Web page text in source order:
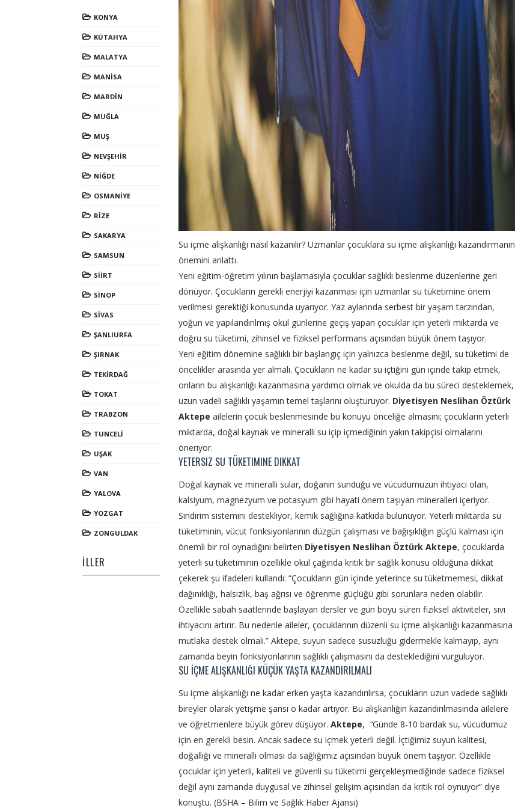
KONYA
KÜTAHYA
MALATYA
MANİSA
MARDİN
MUĞLA
MUŞ
NEVŞEHİR
NİĞDE
OSMANİYE
RİZE
SAKARYA
SAMSUN
SİİRT
SİNOP
SİVAS
ŞANLIURFA
ŞIRNAK
TEKİRDAĞ
TOKAT
TRABZON
TUNCELİ
UŞAK
VAN
YALOVA
YOZGAT
ZONGULDAK
İLLER
Su içme alışkanlığı nasıl kazanılır? Uzmanlar çocuklara su içme alışkanlığı kazandırmanın
önemini anlattı.
Yeni eğitim-öğretim yılının başlamasıyla çocuklar sağlıklı beslenme düzenlerine geri
dönüyor. Çocukların gerekli enerjiyi kazanması için uzmanlar su tüketimine önem
verilmesi gerektiği konusunda uyarıyor. Yaz aylarında serbest bir yaşam tarzından,
yoğun ve yapılandırılmış okul günlerine geçiş yapan çocuklar için yeterli miktarda ve
doğru su tüketimi, zihinsel ve fiziksel performans açısından büyük önem taşıyor.
Yeni eğitim dönemine sağlıklı bir başlangıç için yalnızca beslenme değil, su tüketimi de
öncelikler arasında yer almalı. Çocukların ne kadar su içtiğini gün içinde takip etmek,
onların bu alışkanlığı kazanmasına yardımcı olmak ve okulda da bu süreci desteklemek,
uzun vadeli sağlıklı yaşamın temel taşlarını oluşturuyor. Diyetisyen Neslihan Öztürk
Aktepe ailelerin çocuk beslenmesinde bu konuyu önceliğe almasını; çocukların yeterli
miktarda, doğal kaynak ve mineralli su içip içmediğinin yakın takipçisi olmalarını
öneriyor.
YETERSIZ SU TÜKETIMINE DIKKAT
Doğal kaynak ve mineralli sular, doğanın sunduğu ve vücudumuzun ihtiyacı olan,
kalsiyum, magnezyum ve potasyum gibi hayati önem taşıyan mineralleri içeriyor.
Sindirim sistemini destekliyor, kemik sağlığına katkıda bulunuyor. Yeterli miktarda su
tüketiminin, vücut fonksiyonlarının düzgün çalışması ve bağışıklığın güçlü kalması için
önemli bir rol oynadığını belirten Diyetisyen Neslihan Öztürk Aktepe, çocuklarda
yeterli su tüketiminin özellikle okul çağında kritik bir sağlık konusu olduğuna dikkat
çekerek şu ifadeleri kullandı: “Çocukların gün içinde yeterince su tüketmemesi, dikkat
dağınıklığı, halsizlik, baş ağrısı ve öğrenme güçlüğü gibi sorunlara neden olabilir.
Özellikle sabah saatlerinde başlayan dersler ve gün boyu süren fiziksel aktiviteler, sıvı
ihtiyacını artırır. Bu nedenle aileler, çocuklarının düzenli su içme alışkanlığı kazanmasına
mutlaka destek olmalı.” Aktepe, suyun sadece susuzluğu gidermekle kalmayıp, aynı
zamanda beyin fonksiyonlarının sağlıklı çalışmasını da desteklediğini vurguluyor.
SU İÇME ALIŞKANLIĞI KÜÇÜK YAŞTA KAZANDIRILMALI
Su içme alışkanlığı ne kadar erken yaşta kazandırılırsa, çocukların uzun vadede sağlıklı
bireyler olarak yetişme şansı o kadar artıyor. Bu alışkanlığın kazandırılmasında ailelere
ve öğretmenlere büyük görev düşüyor. Aktepe, “Günde 8-10 bardak su, vücudumuz
için en gerekli besin. Ancak sadece su içmek yeterli değil. İçtiğimiz suyun kalitesi,
doğallığı ve mineralli olması da sağlığımız açısından büyük önem taşıyor. Özellikle
çocuklar için yeterli, kaliteli ve güvenli su tüketimi gerçekleşmediğinde sadece fiziksel
değil aynı zamanda duygusal ve zihinsel gelişim açısından da kritik rol oynuyor” diye
konuştu. (BSHA – Bilim ve Sağlık Haber Ajansı)